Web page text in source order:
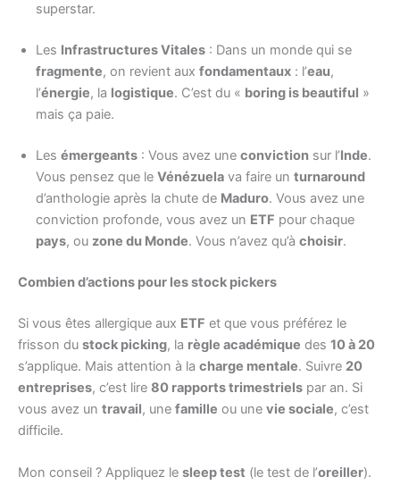
superstar.
Les Infrastructures Vitales : Dans un monde qui se
fragmente, on revient aux fondamentaux : l’eau,
l’énergie, la logistique. C’est du « boring is beautiful »
mais ça paie.
Les émergeants : Vous avez une conviction sur l’Inde.
Vous pensez que le Vénézuela va faire un turnaround
d’anthologie après la chute de Maduro. Vous avez une
conviction profonde, vous avez un ETF pour chaque
pays, ou zone du Monde. Vous n’avez qu’à choisir.
Combien d’actions pour les stock pickers
Si vous êtes allergique aux ETF et que vous préférez le
frisson du stock picking, la règle académique des 10 à 20
s’applique. Mais attention à la charge mentale. Suivre 20
entreprises, c’est lire 80 rapports trimestriels par an. Si
vous avez un travail, une famille ou une vie sociale, c’est
difficile.
Mon conseil ? Appliquez le sleep test (le test de l’oreiller).